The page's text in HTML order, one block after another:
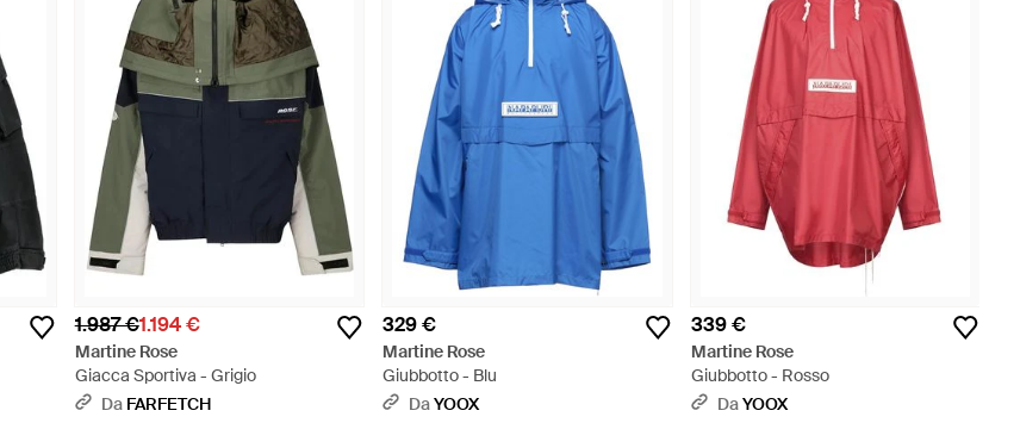
1.987 €1.194 €
Martine Rose
Giacca Sportiva - Grigio
Da FARFETCH
329 €
Martine Rose
Giubbotto - Blu
DaYOOX
339 €
Martine Rose
Giubbotto - Rosso
DaYOOX